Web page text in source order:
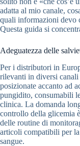
adatta al mio canale,
quali informazioni devo
Questa guida si
Adeguatezza delle
Per i distributori in
rilevanti in diversi
posizionate accanto ad
pungidito, consumabili
clinica. La domanda
controllo della glicemia
delle routine di
articoli compatibili per
sangue.